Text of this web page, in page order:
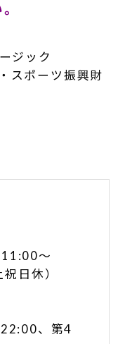
ジック
スポーツ振興財
～
日休）
、第4